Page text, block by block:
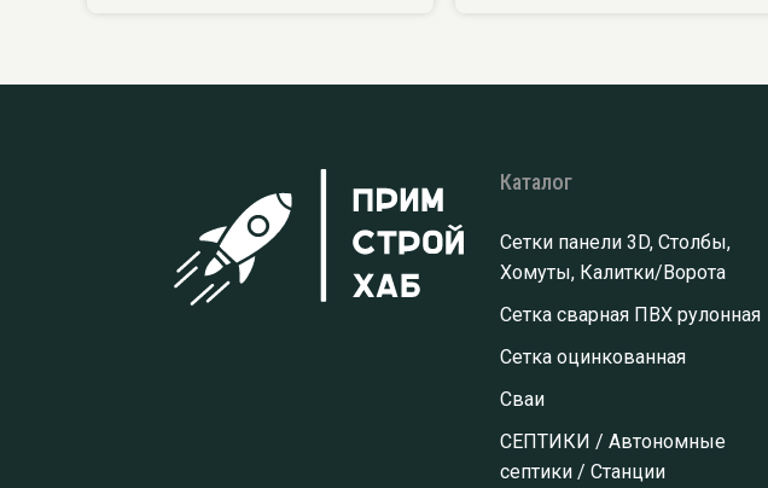
Каталог
Сетки панели 3D, Столбы,
Хомуты, Калитки/Ворота
Сетка сварная ПВХ рулонная
Сетка оцинкованная
Сваи
СЕПТИКИ / Автономные
септики / Станции